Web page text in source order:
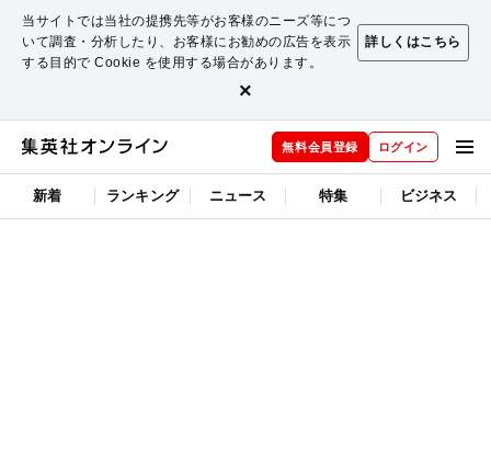
当サイトでは当社の提携先等がお客様のニーズ等につ
いて調査・分析したり、お客様にお勧めの広告を表示
する目的で Cookie を使用する場合があります。
詳しくはこちら
×
無料会員登録 ログイン
新着 ランキング ニュース 特集 ビジネス